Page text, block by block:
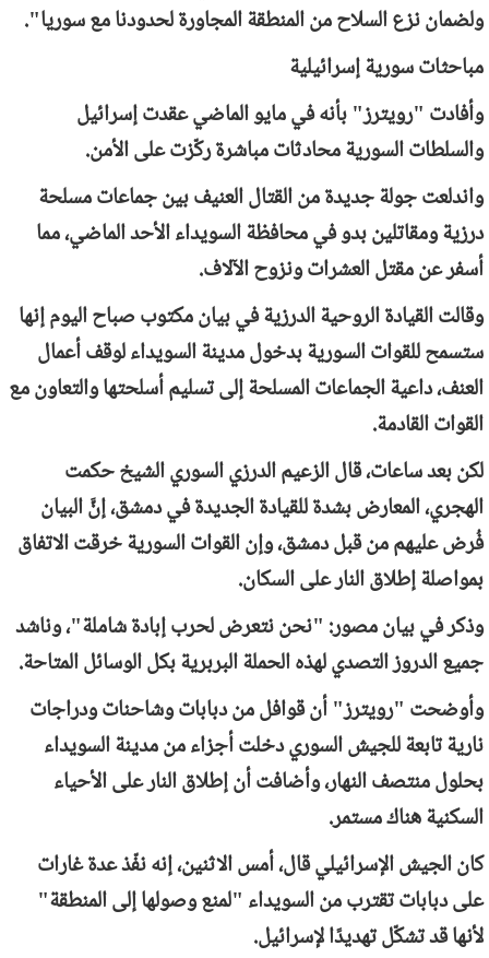
ولضمان نزع السلاح من المنطقة المجاورة لحدودنا مع سوريا".
مباحثات سورية إسرائيلية
وأفادت "رويترز" بأنه في مايو الماضي عقدت إسرائيل
والسلطات السورية محادثات مباشرة ركّزت على الأمن.
واندلعت جولة جديدة من القتال العنيف بين جماعات مسلحة
درزية ومقاتلين بدو في محافظة السويداء الأحد الماضي، مما
أسفر عن مقتل العشرات ونزوح الآلاف.
وقالت القيادة الروحية الدرزية في بيان مكتوب صباح اليوم إنها
ستسمح للقوات السورية بدخول مدينة السويداء لوقف أعمال
العنف، داعية الجماعات المسلحة إلى تسليم أسلحتها والتعاون مع
القوات القادمة.
لكن بعد ساعات، قال الزعيم الدرزي السوري الشيخ حكمت
الهجري، المعارض بشدة للقيادة الجديدة في دمشق، إنَّ البيان
فُرض عليهم من قبل دمشق، وإن القوات السورية خرقت الاتفاق
بمواصلة إطلاق النار على السكان.
وذكر في بيان مصور: "نحن نتعرض لحرب إبادة شاملة"، وناشد
جميع الدروز التصدي لهذه الحملة البربرية بكل الوسائل المتاحة.
وأوضحت "رويترز" أن قوافل من دبابات وشاحنات ودراجات
نارية تابعة للجيش السوري دخلت أجزاء من مدينة السويداء
بحلول منتصف النهار، وأضافت أن إطلاق النار على الأحياء
السكنية هناك مستمر.
كان الجيش الإسرائيلي قال، أمس الاثنين، إنه نفّذ عدة غارات
على دبابات تقترب من السويداء "لمنع وصولها إلى المنطقة"
لأنها قد تشكّل تهديدًا لإسرائيل.